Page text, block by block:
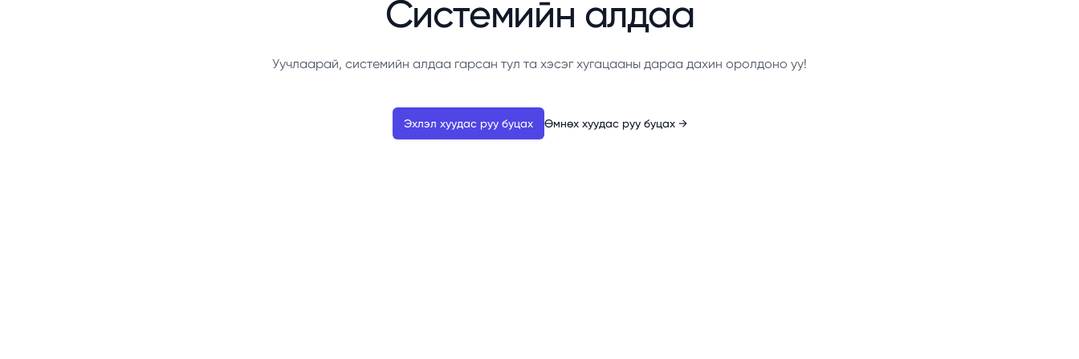
Системийн алдаа
Уучлаарай, системийн алдаа гарсан тул та хэсэг хугацааны дараа дахин оролдоно уу!
Эхлэл хуудас руу буцах Өмнөх хуудас руу буцах →